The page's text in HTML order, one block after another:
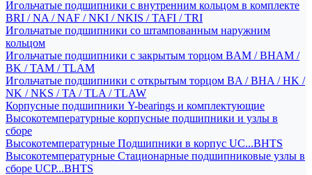
Игольчатые подшипники с внутренним кольцом в комплекте
BRI / NA / NAF / NKI / NKIS / TAFI / TRI
Игольчатые подшипники со штампованным наружним
кольцом
Игольчатые подшипники с закрытым торцом BAM / BHAM /
BK / TAM / TLAM
Игольчатые подшипники с открытым торцом BA / BHA / HK /
NK / NKS / TA / TLA / TLAW
Корпусные подшипники Y-bearings и комплектующие
Высокотемпературные корпусные подшипники и узлы в
сборе
Высокотемпературные Подшипники в корпус UC...BHTS
Высокотемпературные Стационарные подшипниковые узлы в
сборе UCP...BHTS